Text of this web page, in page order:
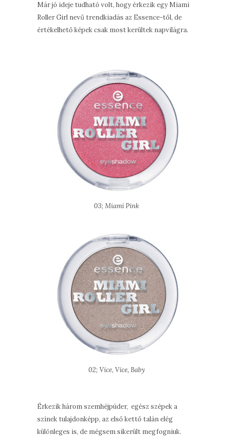
Már jó ideje tudható volt, hogy érkezik egy Miami
Roller Girl nevű trendkiadás az Essence-től, de
értékelhető képek csak most kerültek napvilágra.
03; Miami Pink
02; Vice, Vice, Baby
Érkezik három szemhéjpúder, egész szépek a
színek tulajdonképp, az első kettő talán elég
különleges is, de mégsem sikerült megfogniuk.